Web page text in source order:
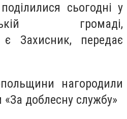
сьогодні у
громаді,
Захисник, передає
нагородили
доблесну службу»